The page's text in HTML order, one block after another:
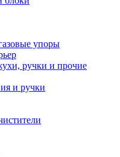
упоры
ручки и прочие
и ручки